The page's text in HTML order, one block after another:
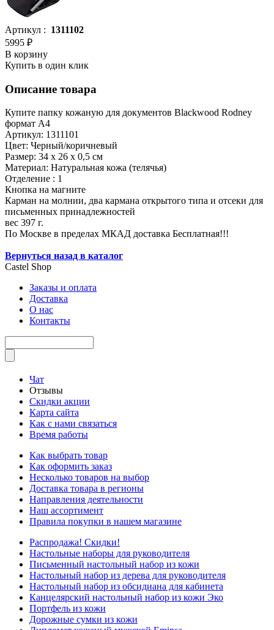
Артикул : 1311102
5995 ₽
В корзину
Купить в один клик
Описание товара
Купите папку кожаную для документов Blackwood Rodney
формат А4
Артикул: 1311101
Цвет: Черный/коричневый
Размер: 34 х 26 х 0,5 см
Материал: Натуральная кожа (телячья)
Отделение : 1
Кнопка на магните
Карман на молнии, два кармана открытого типа и отсеки для
письменных принадлежностей
вес 397 г.
По Москве в пределах МКАД доставка Бесплатная!!!
Вернуться назад в каталог
Castel Shop
Заказы и оплата
Доставка
О нас
Контакты
Чат
Отзывы
Скидки акции
Карта сайта
Как с нами связаться
Время работы
Как выбрать товар
Как оформить заказ
Несколько товаров на выбор
Доставка товара в регионы
Направления деятельности
Наш ассортимент
Правила покупки в нашем магазине
Распродажа! Скидки!
Настольные наборы для руководителя
Письменный настольный набор из кожи
Настольный набор из дерева для руководителя
Настольный набор из обсидиана для кабинета
Канцелярский настольный набор из кожи Эко
Портфель из кожи
Дорожные сумки из кожи